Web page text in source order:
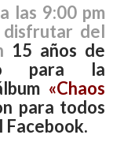
las 9:00 pm
disfrutar del
15 años de
para la
«Chaos
para todos
Facebook.